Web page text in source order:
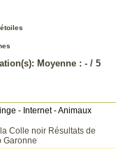
Moyenne : - / 5
- Internet - Animaux
Colle noir Résultats de
Garonne